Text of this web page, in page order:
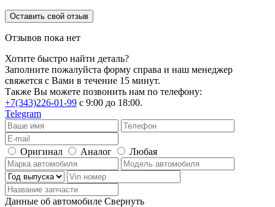
Оставить свой отзыв
Отзывов пока нет
Хотите быстро найти деталь?
Заполните пожалуйста форму справа и наш менеджер
свяжется с Вами в течение 15 минут.
Также Вы можете позвонить нам по телефону:
+7(343)226-01-99 с 9:00 до 18:00.
Telegram
Оригинал Аналог Любая
Данные об автомобиле Свернуть